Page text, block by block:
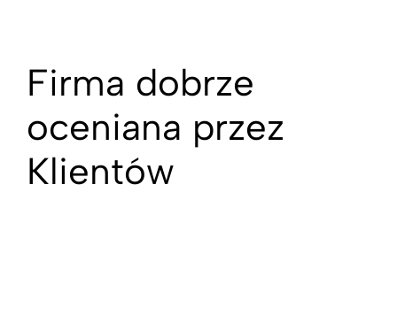
Firma dobrze
oceniana przez
Klientów